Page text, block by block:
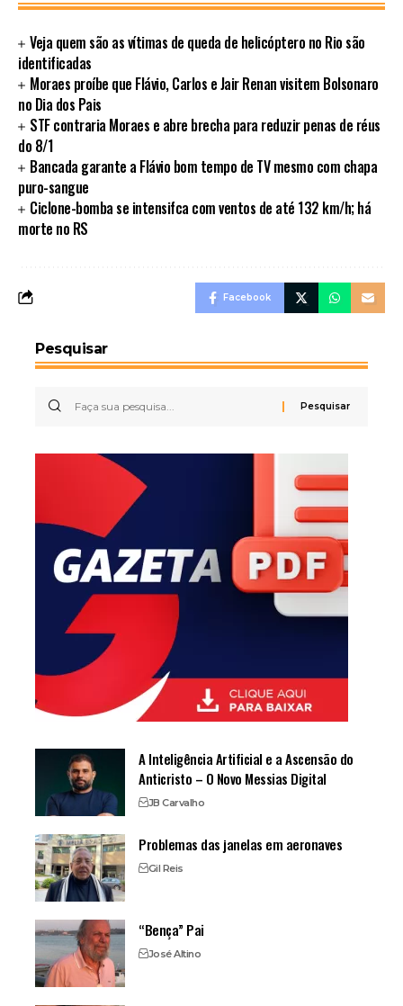
Veja quem são as vítimas de queda de helicóptero no Rio são
identificadas
Moraes proíbe que Flávio, Carlos e Jair Renan visitem Bolsonaro
no Dia dos Pais
STF contraria Moraes e abre brecha para reduzir penas de réus
do 8/1
Bancada garante a Flávio bom tempo de TV mesmo com chapa
puro-sangue
Ciclone-bomba se intensifca com ventos de até 132 km/h; há
morte no RS
Facebook
Pesquisar
A Inteligência Artificial e a Ascensão do
Anticristo – O Novo Messias Digital
JB Carvalho
Problemas das janelas em aeronaves
Gil Reis
“Bença” Pai
José Altino